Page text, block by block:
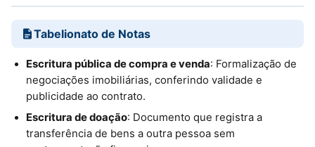
Tabelionato de Notas
Escritura pública de compra e venda: Formalização de
negociações imobiliárias, conferindo validade e
publicidade ao contrato.
Escritura de doação: Documento que registra a
transferência de bens a outra pessoa sem